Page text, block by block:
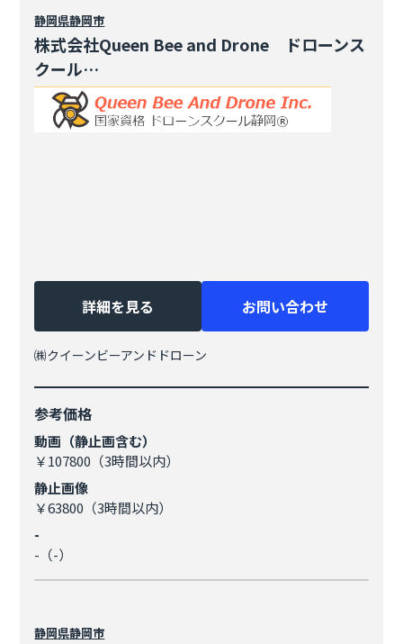
静岡県静岡市
株式会社Queen Bee and Drone ドローンス
クール…
詳細を見る お問い合わせ
㈱クイーンビーアンドドローン
参考価格
動画（静止画含む）
￥107800（3時間以内）
静止画像
￥63800（3時間以内）
-
-（-）
静岡県静岡市